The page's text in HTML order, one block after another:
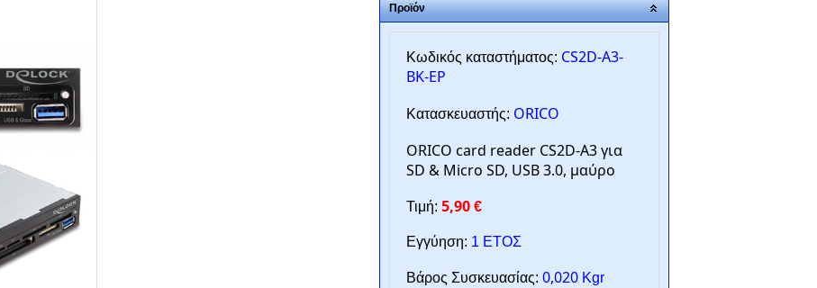
Προϊόν
Κωδικός καταστήματος: CS2D-A3-
BK-EP
Κατασκευαστής: ORICO
ORICO card reader CS2D-A3 για
SD & Micro SD, USB 3.0, μαύρο
Τιμή: 5,90 €
Εγγύηση: 1 ΕΤΟΣ
Βάρος Συσκευασίας: 0,020 Kgr